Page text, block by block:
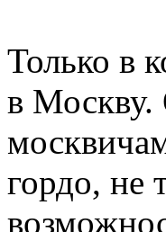
Только в
в Москву.
гордо, не